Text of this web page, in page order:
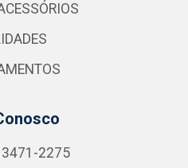
2275